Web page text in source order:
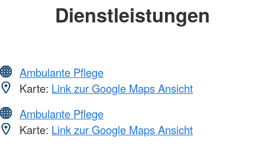
Dienstleistungen
Ambulante Pflege
Karte: Link zur Google Maps Ansicht
Ambulante Pflege
Karte: Link zur Google Maps Ansicht